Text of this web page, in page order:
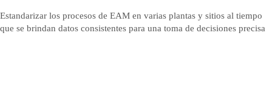
Estandarizar los procesos de EAM en varias plantas y sitios al tiempo
que se brindan datos consistentes para una toma de decisiones precisa